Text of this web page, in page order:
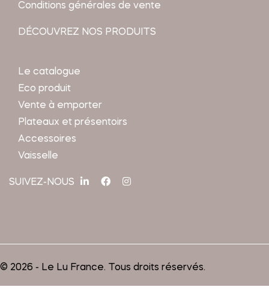
Conditions générales de vente
DÉCOUVREZ NOS PRODUITS
Le catalogue
Eco produit
Vente à emporter
Plateaux et présentoirs
Accessoires
Vaisselle
SUIVEZ-NOUS
© 2026 - Le Lu France. Tous droits réservés.